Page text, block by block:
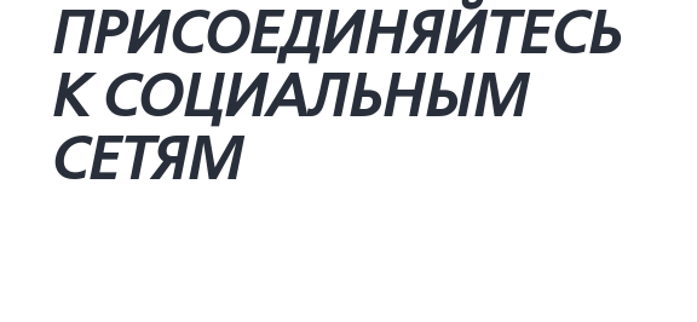
ПРИСОЕДИНЯЙТЕСЬ
К СОЦИАЛЬНЫМ
СЕТЯМ